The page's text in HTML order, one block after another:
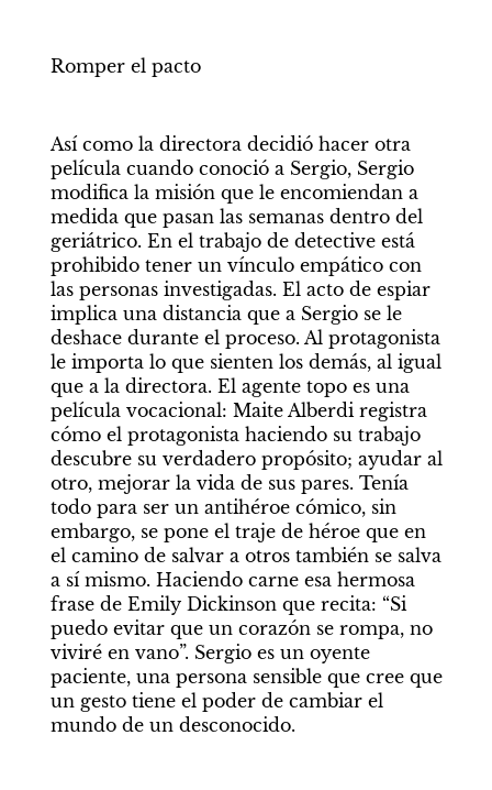
Romper el pacto
Así como la directora decidió hacer otra
película cuando conoció a Sergio, Sergio
modifica la misión que le encomiendan a
medida que pasan las semanas dentro del
geriátrico. En el trabajo de detective está
prohibido tener un vínculo empático con
las personas investigadas. El acto de espiar
implica una distancia que a Sergio se le
deshace durante el proceso. Al protagonista
le importa lo que sienten los demás, al igual
que a la directora. El agente topo es una
película vocacional: Maite Alberdi registra
cómo el protagonista haciendo su trabajo
descubre su verdadero propósito; ayudar al
otro, mejorar la vida de sus pares. Tenía
todo para ser un antihéroe cómico, sin
embargo, se pone el traje de héroe que en
el camino de salvar a otros también se salva
a sí mismo. Haciendo carne esa hermosa
frase de Emily Dickinson que recita: “Si
puedo evitar que un corazón se rompa, no
viviré en vano”. Sergio es un oyente
paciente, una persona sensible que cree que
un gesto tiene el poder de cambiar el
mundo de un desconocido.